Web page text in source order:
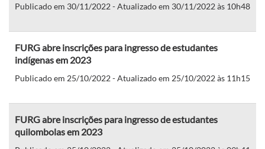
Publicado em 30/11/2022 - Atualizado em 30/11/2022 às 10h48
FURG abre inscrições para ingresso de estudantes
indígenas em 2023
Publicado em 25/10/2022 - Atualizado em 25/10/2022 às 11h15
FURG abre inscrições para ingresso de estudantes
quilombolas em 2023